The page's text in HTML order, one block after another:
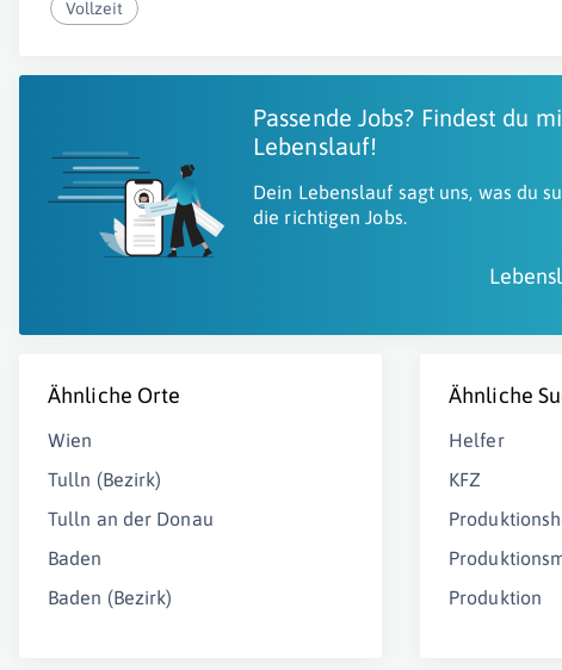
Vollzeit
Passende Jobs? Findest du
Lebenslauf!
Dein Lebenslauf sagt uns, was du
die richtigen Jobs.
Ähnliche Orte
Wien
Tulln (Bezirk)
Tulln an der Donau
Baden
Baden (Bezirk)
Ähnliche
Helfer
KFZ
Produktion